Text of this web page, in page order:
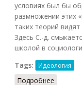
условиях был бы
размножении этих
таких теорий
Здесь С.-д.
школой в
Tags:
Идеология
Подробнее